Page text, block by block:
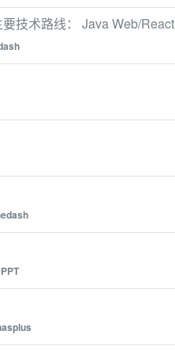
技术路线： Java Web/React